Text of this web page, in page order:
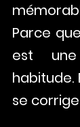
Parce
est
habitude.
se